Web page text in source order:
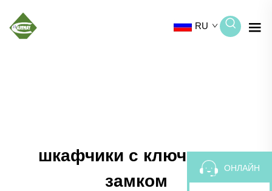
RU
шкафчики с ключевым
замком
ОНЛАЙН